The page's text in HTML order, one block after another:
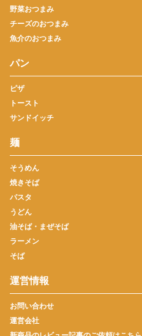
野菜おつまみ
チーズのおつまみ
魚介のおつまみ
パン
ピザ
トースト
サンドイッチ
麺
そうめん
焼きそば
パスタ
うどん
油そば・まぜそば
ラーメン
そば
運営情報
お問い合わせ
運営会社